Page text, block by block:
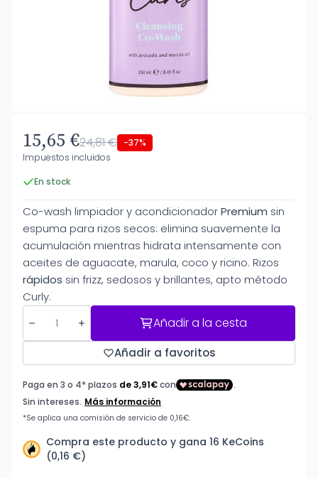
15,65 €24,81 € -37%
Impuestos incluidos
En stock
Co-wash limpiador y acondicionadorPremium sin
espuma para rizos secos: elimina suavemente la
acumulación mientras hidrata intensamente con
aceites de aguacate, marula, coco y ricino. Rizos
rápidos sin frizz, sedosos y brillantes, apto método
Curly.
Añadir a la cesta
Añadir a favoritos
Compra este producto y gana 16 KeCoins
(0,16 €)